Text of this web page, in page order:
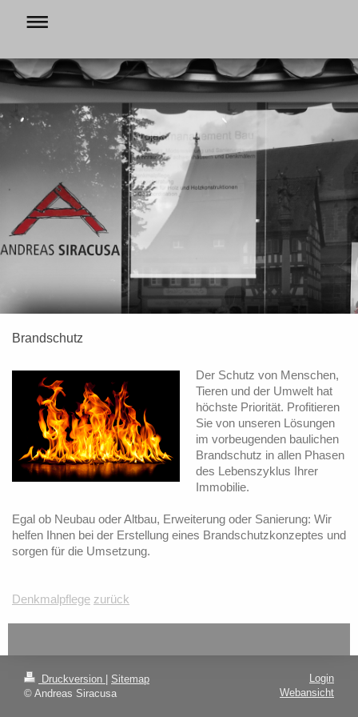
Brandschutz
Der Schutz von Menschen,
Tieren und der Umwelt hat
höchste Priorität. Profitieren
Sie von unseren Lösungen
im vorbeugenden baulichen
Brandschutz in allen Phasen
des Lebenszyklus Ihrer
Immobilie.
Egal ob Neubau oder Altbau, Erweiterung oder Sanierung: Wir
helfen Ihnen bei der Erstellung eines Brandschutzkonzeptes und
sorgen für die Umsetzung.
Denkmalpflege zurück
Druckversion
Sitemap
© Andreas Siracusa
Login
Webansicht